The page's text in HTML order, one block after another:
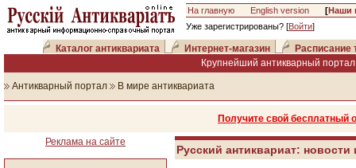
На главную English version [Наши
Уже зарегистрированы? [Войти]
Каталог антиквариата Интернет-магазин
Расписание
Крупнейший антикварный
Антикварный портал В мире антиквариата
Получите свой
Реклама на сайте
Русский антиквариат: